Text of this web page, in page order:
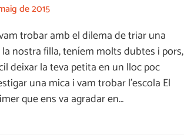
de 2015
trobar amb el dilema de triar una
nostra filla, teníem molts dubtes i pors,
deixar la teva petita en un lloc poc
una mica i vam trobar l’escola El
que ens va agradar en…